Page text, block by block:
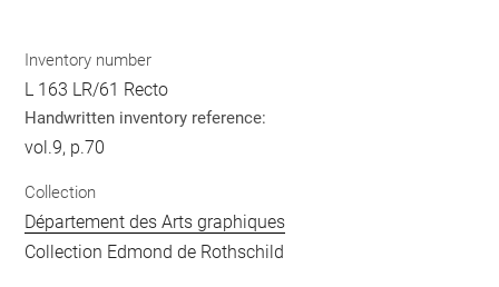
Inventory number
L 163 LR/61 Recto
Handwritten inventory reference:
vol.9, p.70
Collection
Département des Arts graphiques
Collection Edmond de Rothschild